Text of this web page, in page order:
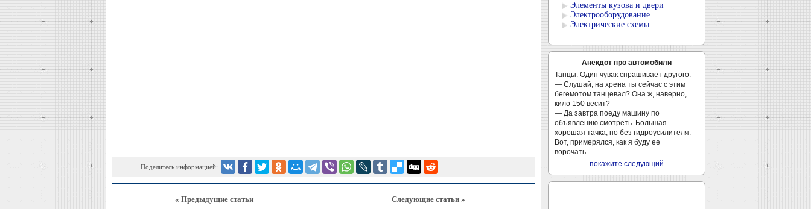
Поделитесь информацией:
« Предыдущие статьи Следующие статьи »
Элементы кузова и двери
Электрооборудование
Электрические схемы
Анекдот про автомобили
Танцы. Один чувак спрашивает другого:
— Слушай, на хрена ты сейчас с этим
бегемотом танцевал? Она ж, наверно,
кило 150 весит?
— Да завтра поеду машину по
объявлению смотреть. Большая
хорошая тачка, но без гидроусилителя.
Вот, примерялся, как я буду ее
ворочать…
покажите следующий